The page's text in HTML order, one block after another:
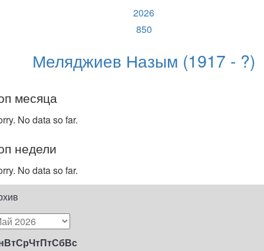
2026
850
Меляджиев Назым (1917 - ?)
месяца
No data so far.
недели
No data so far.
ВтСрЧтПтСбВс